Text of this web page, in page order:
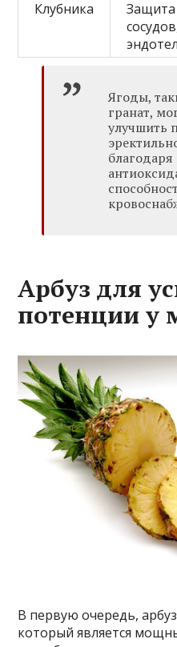
Клубника
Ягоды,
гранат,
улучшить
Арбуз для
потенции у
В первую очередь,
который является